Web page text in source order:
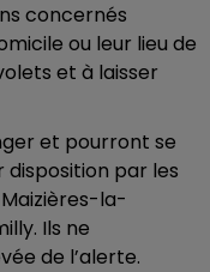
concernés
ou leur lieu de
et à laisser
et pourront se
disposition par les
la-
Ils ne
de l’alerte.